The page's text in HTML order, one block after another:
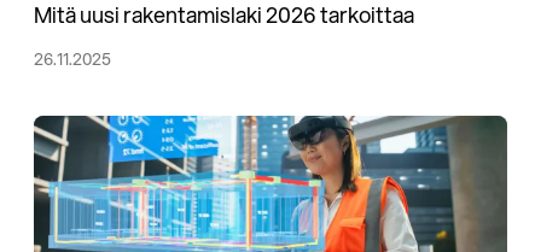
Mitä uusi rakentamislaki 2026 tarkoittaa
26.11.2025